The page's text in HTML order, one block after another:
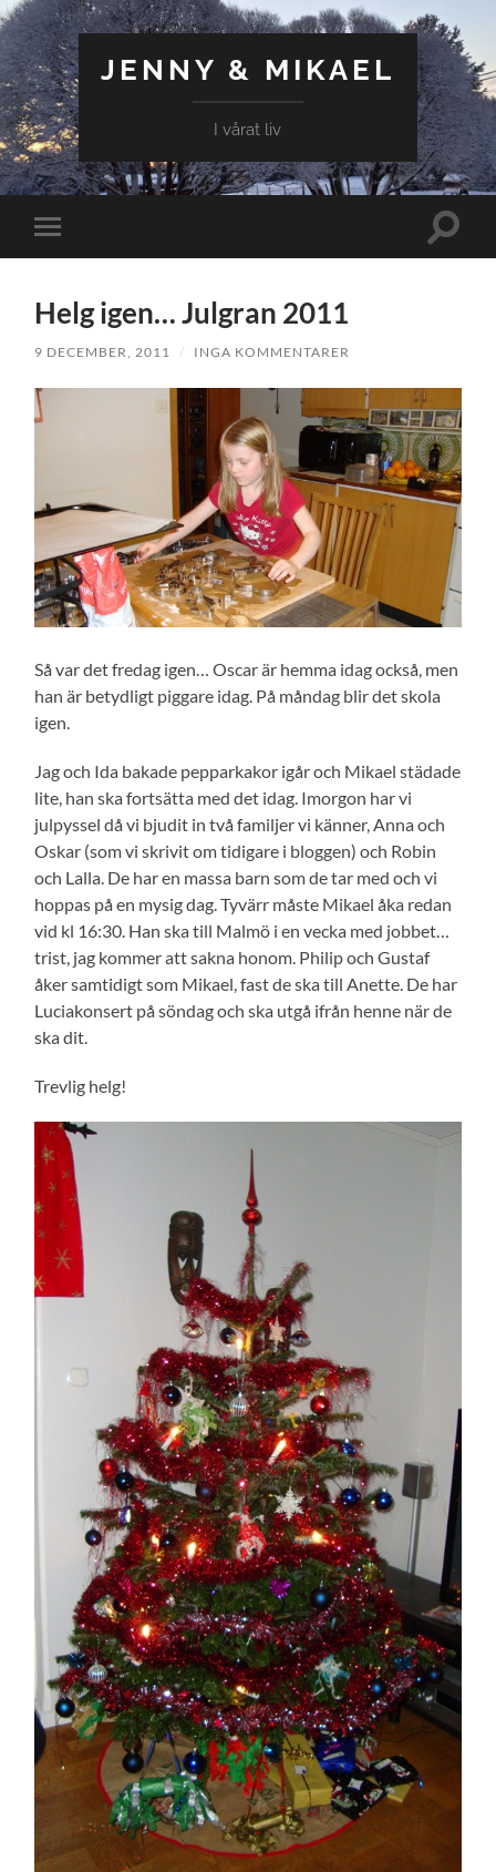
JENNY & MIKAEL
I vårat liv
Slå
på/av
Slå
Helg igen… Julgran 2011
9 DECEMBER, 2011 / INGA KOMMENTARER
Så var det fredag igen… Oscar är hemma idag också, men
han är betydligt piggare idag. På måndag blir det skola
igen.
Jag och Ida bakade pepparkakor igår och Mikael städade
lite, han ska fortsätta med det idag. Imorgon har vi
julpyssel då vi bjudit in två familjer vi känner, Anna och
Oskar (som vi skrivit om tidigare i bloggen) och Robin
och Lalla. De har en massa barn som de tar med och vi
hoppas på en mysig dag. Tyvärr måste Mikael åka redan
vid kl 16:30. Han ska till Malmö i en vecka med jobbet…
trist, jag kommer att sakna honom. Philip och Gustaf
åker samtidigt som Mikael, fast de ska till Anette. De har
Luciakonsert på söndag och ska utgå ifrån henne när de
ska dit.
Trevlig helg!